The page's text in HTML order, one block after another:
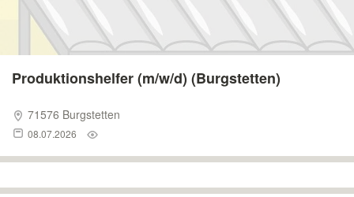
Produktionshelfer (m/w/d) (Burgstetten)
71576 Burgstetten
08.07.2026